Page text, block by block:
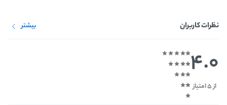
نظرات کاربران بیشتر
4.0
از 5 امتیاز